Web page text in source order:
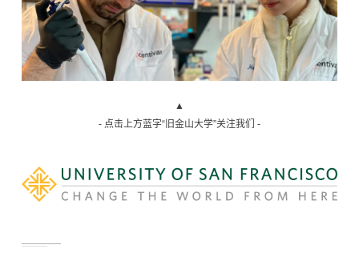
▲
- 点击上方蓝字“旧金山大学”关注我们 -